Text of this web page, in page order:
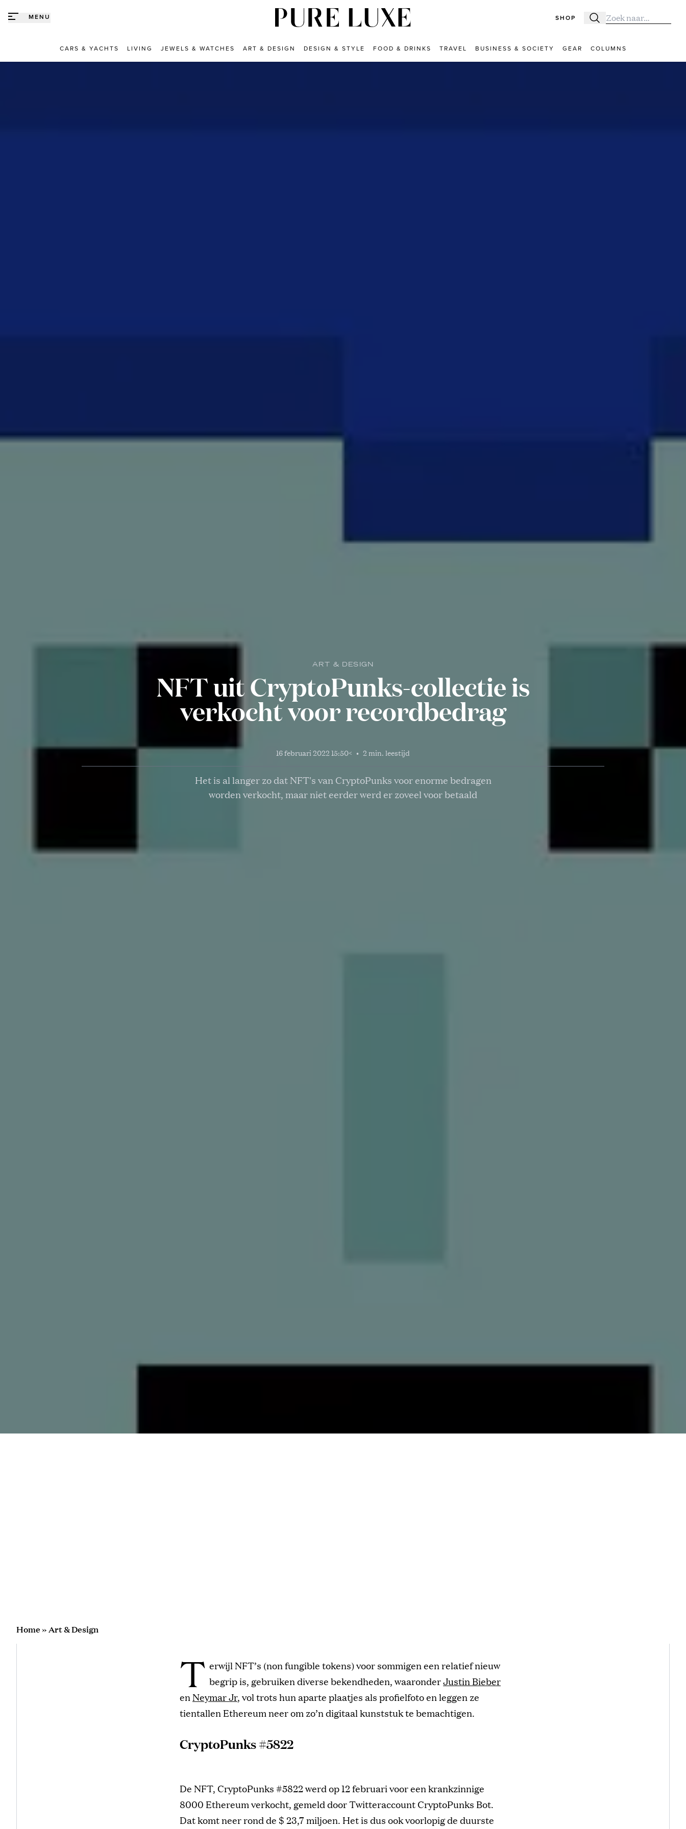
MENU SHOP Zoeken
Zoek naar:
CARS & YACHTS LIVING JEWELS & WATCHES ART & DESIGN DESIGN & STYLE FOOD & DRINKS TRAVEL BUSINESS & SOCIETY GEAR COLUMNS
ART & DESIGN
NFT uit CryptoPunks-collectie is
verkocht voor recordbedrag
16 februari 2022 15:50< • 2 min. leestijd
Het is al langer zo dat NFT's van CryptoPunks voor enorme bedragen
worden verkocht, maar niet eerder werd er zoveel voor betaald
Home»Art & Design
T erwijl NFT’s (non fungible tokens) voor sommigen een relatief nieuw
begrip is, gebruiken diverse bekendheden, waaronderJustin Bieber
en Neymar Jr, vol trots hun aparte plaatjes als profielfoto en leggen ze
tientallen Ethereum neer om zo’n digitaal kunststuk te bemachtigen.
CryptoPunks #5822
De NFT, CryptoPunks #5822 werd op 12 februari voor een krankzinnige
8000 Ethereum verkocht, gemeld door Twitteraccount CryptoPunks Bot.
Dat komt neer rond de $ 23,7 miljoen. Het is dus ook voorlopig de duurste